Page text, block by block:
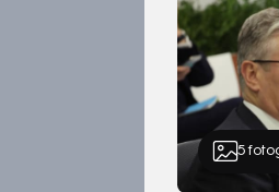
5